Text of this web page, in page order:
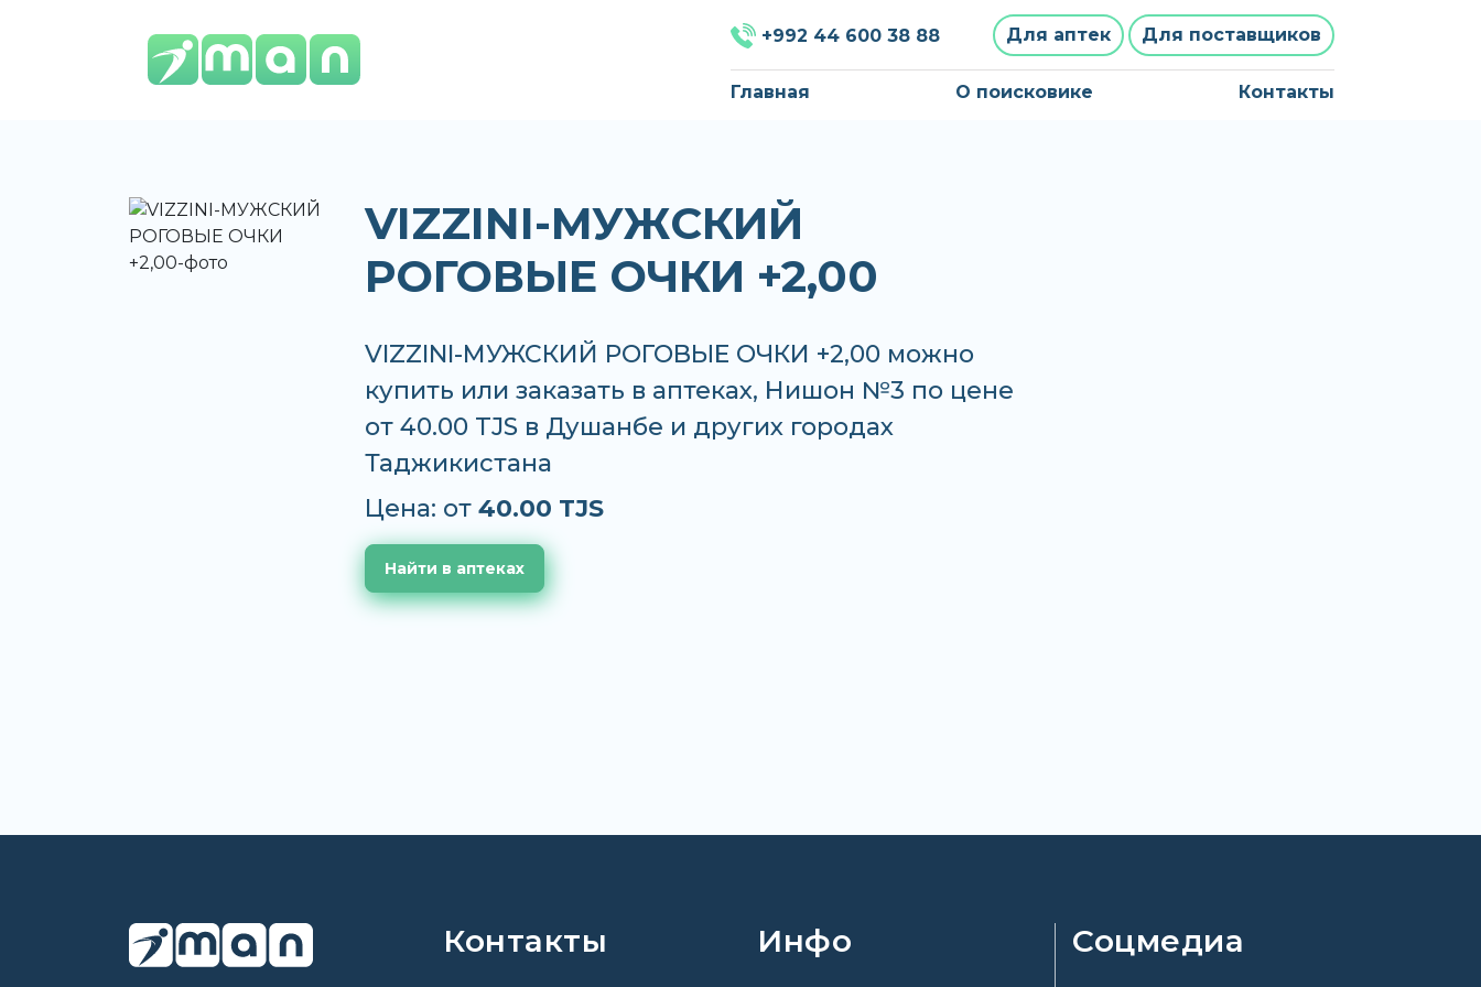
+992 44 600 38 88 Для аптек Для поставщиков
Главная О поисковике Контакты
VIZZINI-МУЖСКИЙ
РОГОВЫЕ ОЧКИ +2,00
VIZZINI-МУЖСКИЙ РОГОВЫЕ ОЧКИ +2,00 можно
купить или заказать в аптеках, Нишон №3 по цене
от 40.00 TJS в Душанбе и других городах
Таджикистана
Цена: от 40.00 TJS
Найти в аптеках
Контакты Инфо Соцмедиа